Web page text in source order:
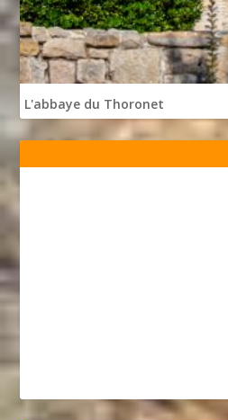
L'abbaye du Thoronet